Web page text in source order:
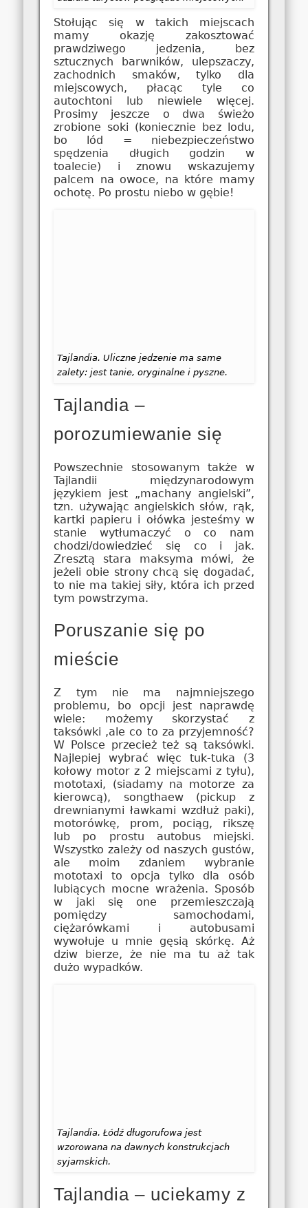
Stołując się w takich miejscach
mamy okazję zakosztować
prawdziwego jedzenia, bez
sztucznych barwników, ulepszaczy,
zachodnich smaków, tylko dla
miejscowych, płacąc tyle co
autochtoni lub niewiele więcej.
Prosimy jeszcze o dwa świeżo
zrobione soki (koniecznie bez lodu,
bo lód = niebezpieczeństwo
spędzenia długich godzin w
toalecie) i znowu wskazujemy
palcem na owoce, na które mamy
ochotę. Po prostu niebo w gębie!
Tajlandia. Uliczne jedzenie ma same
zalety: jest tanie, oryginalne i pyszne.
Tajlandia –
porozumiewanie się
Powszechnie stosowanym także w
Tajlandii międzynarodowym
językiem jest „machany angielski”,
tzn. używając angielskich słów, rąk,
kartki papieru i ołówka jesteśmy w
stanie wytłumaczyć o co nam
chodzi/dowiedzieć się co i jak.
Zresztą stara maksyma mówi, że
jeżeli obie strony chcą się dogadać,
to nie ma takiej siły, która ich przed
tym powstrzyma.
Poruszanie się po
mieście
Z tym nie ma najmniejszego
problemu, bo opcji jest naprawdę
wiele: możemy skorzystać z
taksówki ,ale co to za przyjemność?
W Polsce przecież też są taksówki.
Najlepiej wybrać więc tuk-tuka (3
kołowy motor z 2 miejscami z tyłu),
mototaxi, (siadamy na motorze za
kierowcą), songthaew (pickup z
drewnianymi ławkami wzdłuż paki),
motorówkę, prom, pociąg, rikszę
lub po prostu autobus miejski.
Wszystko zależy od naszych gustów,
ale moim zdaniem wybranie
mototaxi to opcja tylko dla osób
lubiących mocne wrażenia. Sposób
w jaki się one przemieszczają
pomiędzy samochodami,
ciężarówkami i autobusami
wywołuje u mnie gęsią skórkę. Aż
dziw bierze, że nie ma tu aż tak
dużo wypadków.
Tajlandia. Łódź długorufowa jest
wzorowana na dawnych konstrukcjach
syjamskich.
Tajlandia – uciekamy z